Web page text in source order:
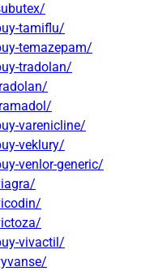
tamiflu/
temazepam/
tradolan/
varenicline/
veklury/
venlor-generic/
vivactil/